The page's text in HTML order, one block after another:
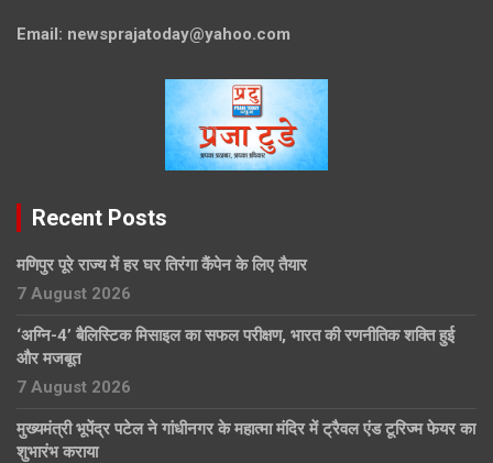
Email: newsprajatoday@yahoo.com
Recent Posts
मणिपुर पूरे राज्य में हर घर तिरंगा कैंपेन के लिए तैयार
7 August 2026
‘अग्नि-4’ बैलिस्टिक मिसाइल का सफल परीक्षण, भारत की रणनीतिक शक्ति हुई
और मजबूत
7 August 2026
मुख्यमंत्री भूपेंद्र पटेल ने गांधीनगर के महात्मा मंदिर में ट्रैवल एंड टूरिज्म फेयर का
शुभारंभ कराया